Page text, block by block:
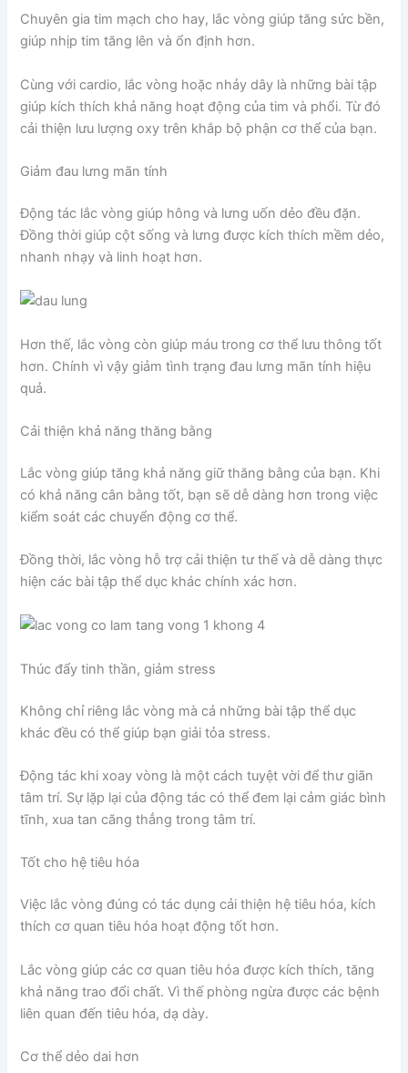
Chuyên gia tim mạch cho hay, lắc vòng giúp tăng sức bền,
giúp nhịp tim tăng lên và ổn định hơn.
Cùng với cardio, lắc vòng hoặc nhảy dây là những bài tập
giúp kích thích khả năng hoạt động của tim và phổi. Từ đó
cải thiện lưu lượng oxy trên khắp bộ phận cơ thể của bạn.
Giảm đau lưng mãn tính
Động tác lắc vòng giúp hông và lưng uốn dẻo đều đặn.
Đồng thời giúp cột sống và lưng được kích thích mềm dẻo,
nhanh nhạy và linh hoạt hơn.
Hơn thế, lắc vòng còn giúp máu trong cơ thể lưu thông tốt
hơn. Chính vì vậy giảm tình trạng đau lưng mãn tính hiệu
quả.
Cải thiện khả năng thăng bằng
Lắc vòng giúp tăng khả năng giữ thăng bằng của bạn. Khi
có khả năng cân bằng tốt, bạn sẽ dễ dàng hơn trong việc
kiểm soát các chuyển động cơ thể.
Đồng thời, lắc vòng hỗ trợ cải thiện tư thế và dễ dàng thực
hiện các bài tập thể dục khác chính xác hơn.
Thúc đẩy tinh thần, giảm stress
Không chỉ riêng lắc vòng mà cả những bài tập thể dục
khác đều có thể giúp bạn giải tỏa stress.
Động tác khi xoay vòng là một cách tuyệt vời để thư giãn
tâm trí. Sự lặp lại của động tác có thể đem lại cảm giác bình
tĩnh, xua tan căng thẳng trong tâm trí.
Tốt cho hệ tiêu hóa
Việc lắc vòng đúng có tác dụng cải thiện hệ tiêu hóa, kích
thích cơ quan tiêu hóa hoạt động tốt hơn.
Lắc vòng giúp các cơ quan tiêu hóa được kích thích, tăng
khả năng trao đổi chất. Vì thế phòng ngừa được các bệnh
liên quan đến tiêu hóa, dạ dày.
Cơ thể dẻo dai hơn